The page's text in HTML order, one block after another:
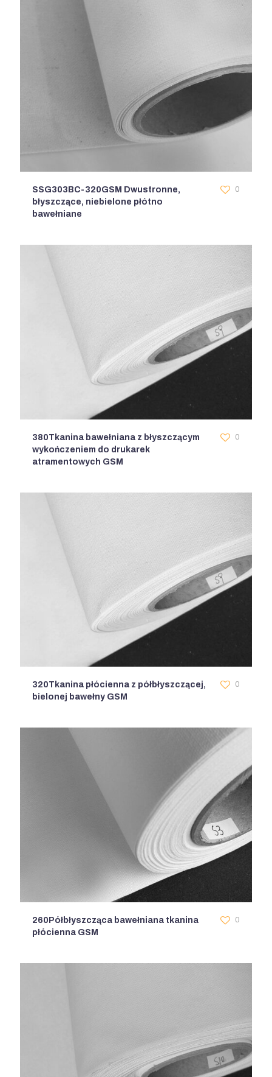
SSG303BC-320GSM Dwustronne,
błyszczące, niebielone płótno
bawełniane
0
380Tkanina bawełniana z błyszczącym
wykończeniem do drukarek
atramentowych GSM
0
320Tkanina płócienna z półbłyszczącej,
bielonej bawełny GSM
0
260Półbłyszcząca bawełniana tkanina
płócienna GSM
0